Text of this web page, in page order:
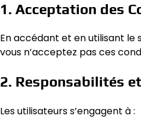
1. Acceptation des
En accédant et en utilisant le
vous n’acceptez pas ces
2. Responsabilités
Les utilisateurs s’engagent à :